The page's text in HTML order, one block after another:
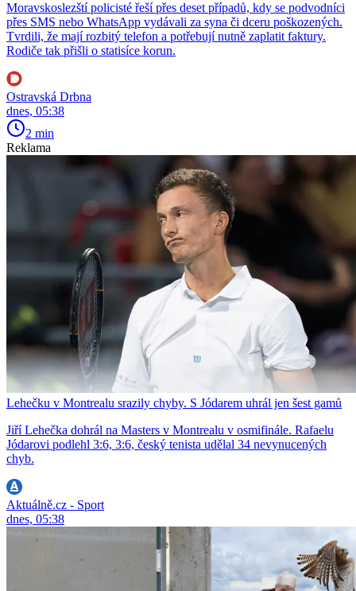
Moravskoslezští policisté řeší přes deset případů, kdy se podvodníci
přes SMS nebo WhatsApp vydávali za syna či dceru poškozených.
Tvrdili, že mají rozbitý telefon a potřebují nutně zaplatit faktury.
Rodiče tak přišli o statisíce korun.
Ostravská Drbna
dnes, 05:38
2 min
Reklama
Lehečku v Montrealu srazily chyby. S Jódarem uhrál jen šest gamů
Jiří Lehečka dohrál na Masters v Montrealu v osmifinále. Rafaelu
Jódarovi podlehl 3:6, 3:6, český tenista udělal 34 nevynucených
chyb.
Aktuálně.cz - Sport
dnes, 05:38